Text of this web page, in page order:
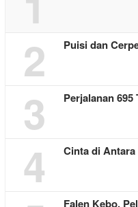
2 Puisi dan
3 Perjalanan
4 Cinta di
Falen Kebo,